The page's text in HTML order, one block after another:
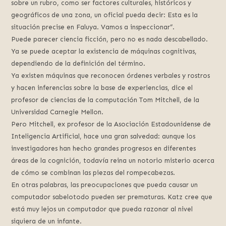
sobre un rubro, como ser factores culturales, históricos y
geográficos de una zona, un oficial pueda decir: Esta es la
situación precise en Faluya. Vamos a inspeccionar”.
Puede parecer ciencia ficción, pero no es nada descabellado.
Ya se puede aceptar la existencia de máquinas cognitivas,
dependiendo de la definición del término.
Ya existen máquinas que reconocen órdenes verbales y rostros
y hacen inferencias sobre la base de experiencias, dice el
profesor de ciencias de la computación Tom Mitchell, de la
Universidad Carnegie Mellon.
Pero Mitchell, ex profesor de la Asociación Estadounidense de
Inteligencia Artificial, hace una gran salvedad: aunque los
investigadores han hecho grandes progresos en diferentes
áreas de la cognición, todavía reina un notorio misterio acerca
de cómo se combinan las piezas del rompecabezas.
En otras palabras, las preocupaciones que pueda causar un
computador sabelotodo pueden ser prematuras. Katz cree que
está muy lejos un computador que pueda razonar al nivel
siquiera de un infante.